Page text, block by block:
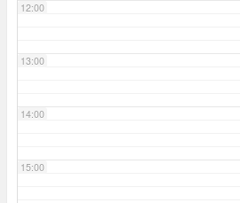
12:00
13:00
14:00
15:00